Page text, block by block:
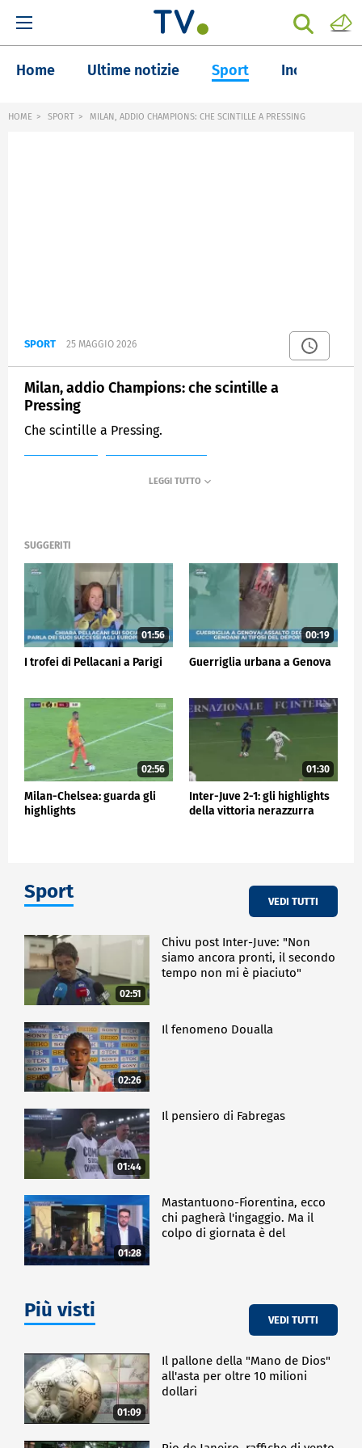
Home Ultime notizie Sport Inchieste
HOME SPORT MILAN, ADDIO CHAMPIONS: CHE SCINTILLE A PRESSING
SPORT 25 MAGGIO 2026
Milan, addio Champions: che scintille a
Pressing
Che scintille a Pressing.
SUGGERITI
01:56
I trofei di Pellacani a Parigi
00:19
Guerriglia urbana a Genova
02:56
Milan-Chelsea: guarda gli
highlights
01:30
Inter-Juve 2-1: gli highlights
della vittoria nerazzurra
Sport VEDI TUTTI
02:51
Chivu post Inter-Juve: "Non
siamo ancora pronti, il secondo
tempo non mi è piaciuto"
02:26
Il fenomeno Doualla
01:44
Il pensiero di Fabregas
01:28
Mastantuono-Fiorentina, ecco
chi pagherà l'ingaggio. Ma il
colpo di giornata è del
Più visti VEDI TUTTI
01:09
Il pallone della "Mano de Dios"
all'asta per oltre 10 milioni
dollari